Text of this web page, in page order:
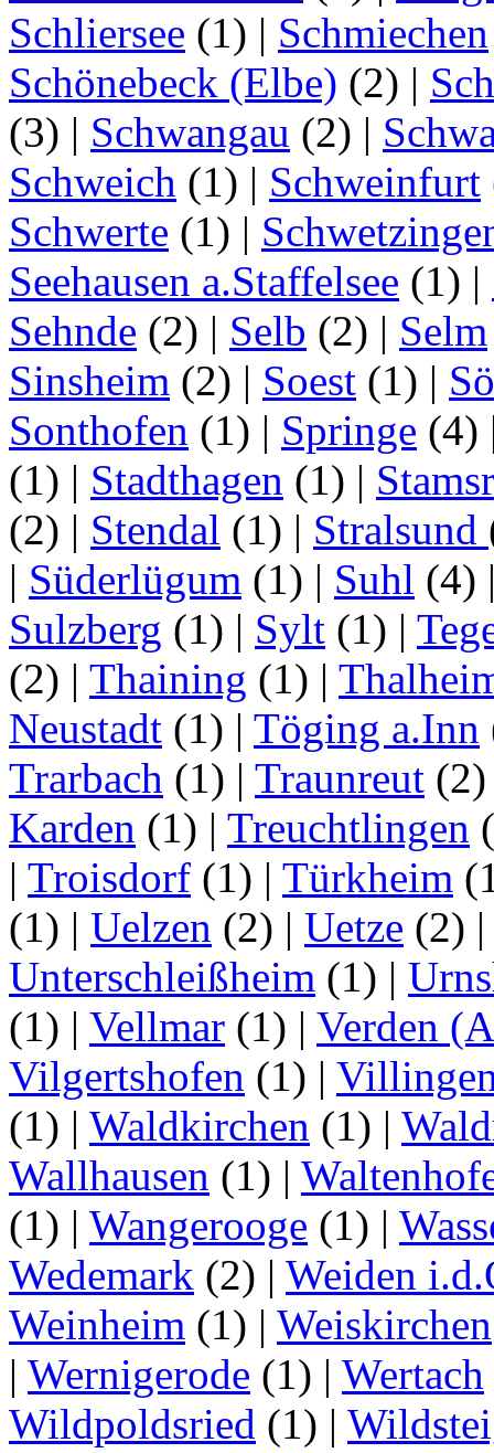
Schliersee (1) | Schmiechen
Schönebeck (Elbe) (2) |
(3) | Schwangau (2) |
Schweich (1) | Schweinfurt
Schwerte (1) |
Seehausen a.Staffelsee (1) |
Sehnde (2) | Selb (2) | Selm
Sinsheim (2) | Soest (1) |
Sonthofen (1) | Springe (4)
(1) | Stadthagen (1) |
(2) | Stendal (1) | Stralsund
| Süderlügum (1) | Suhl (4)
Sulzberg (1) | Sylt (1) |
(2) | Thaining (1) |
Neustadt (1) | Töging a.Inn
Trarbach (1) | Traunreut
Karden (1) | Treuchtlingen
| Troisdorf (1) | Türkheim
(1) | Uelzen (2) | Uetze (2)
Unterschleißheim (1) |
(1) | Vellmar (1) | Verden
Vilgertshofen (1) |
(1) | Waldkirchen (1) |
Wallhausen (1) |
(1) | Wangerooge (1) |
Wedemark (2) | Weiden
Weinheim (1) | Weiskirchen
| Wernigerode (1) | Wertach
Wildpoldsried (1) |